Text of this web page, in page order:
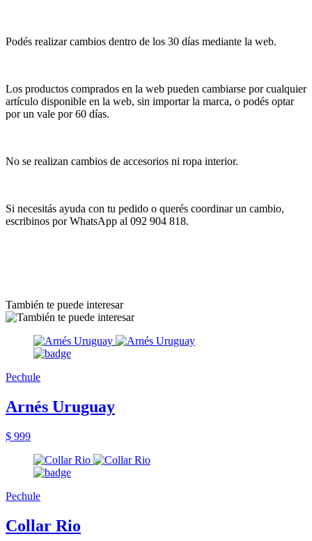
Podés realizar cambios dentro de los 30 días mediante la web.
Los productos comprados en la web pueden cambiarse por cualquier
artículo disponible en la web, sin importar la marca, o podés optar
por un vale por 60 días.
No se realizan cambios de accesorios ni ropa interior.
Si necesitás ayuda con tu pedido o querés coordinar un cambio,
escribinos por WhatsApp al 092 904 818.
También te puede interesar
Pechule
Arnés Uruguay
$ 999
Pechule
Collar Rio